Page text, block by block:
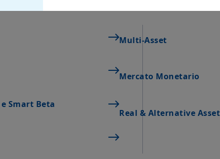
Smart Beta
Multi-Asset
Mercato Monetario
Real & Alternative
altrimenti precisato, sono soggetti alle condizioni
riproduzione, la copia (eccetto ad esclusivo uso
d'America o “US Persons”, così come definite nella
Exchange Commission, ai sensi del US Securities
qualsiasi persona fisica residente negli Stati Uniti
prodotti di investimento descritti nel presente sito
statunitense competente. Di conseguenza, nessun